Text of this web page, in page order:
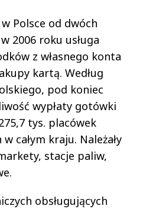
Polsce od dwóch
2006 roku usługa
z własnego konta
kartą. Według
pod koniec
wypłaty gotówki
tys. placówek
całym kraju. Należały
stacje paliw,
obsługujących